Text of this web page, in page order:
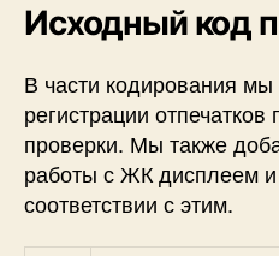
Исходный код
В части кодирования
регистрации
проверки. Мы также
работы с ЖК дисплеем
соответствии с этим.